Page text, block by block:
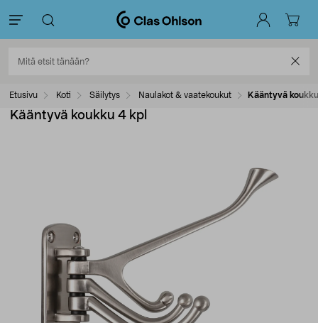
Etusivu Koti Säilytys Naulakot & vaatekoukut Kääntyvä
Kääntyvä koukku 4 kpl